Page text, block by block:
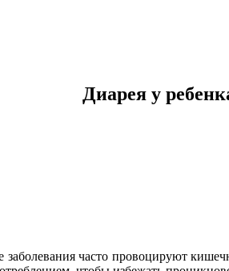
Диарея у
заболевания часто провоцируют